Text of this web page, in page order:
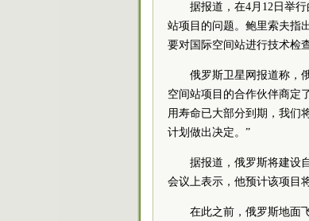
据报道，在4月12日举
站项目的问题。鲍里索夫指
要对国际空间站进行技术检
俄罗斯卫星网报道称，
空间站项目的合作伙伴商定
用寿命已大部分到期，我们
计划做出决定。”
据报道，俄罗斯将建设
会议上表示，他预计该项目
在此之前，俄罗斯地面